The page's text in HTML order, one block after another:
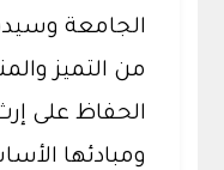
الجامعة
من التميز
الحفاظ على
ومبادئها